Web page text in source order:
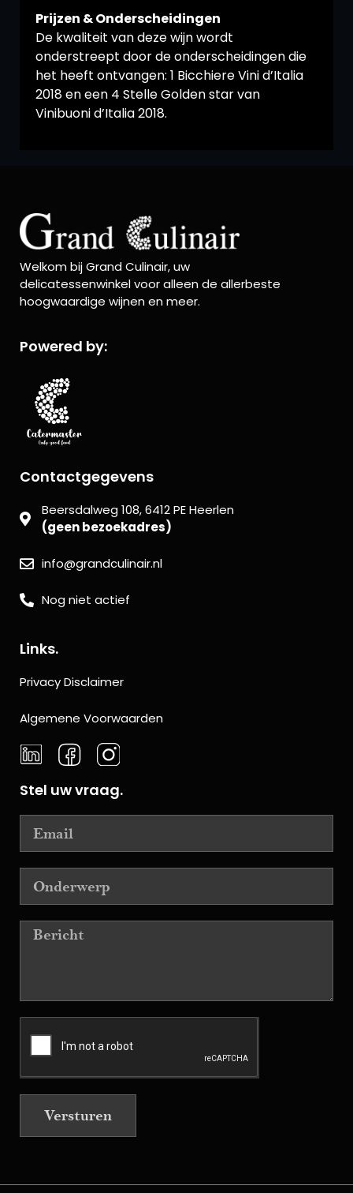
Prijzen & Onderscheidingen
De kwaliteit van deze wijn wordt
onderstreept door de onderscheidingen die
het heeft ontvangen: 1 Bicchiere Vini d’Italia
2018 en een 4 Stelle Golden star van
Vinibuoni d’Italia 2018.
Welkom bij Grand Culinair, uw
delicatessenwinkel voor alleen de allerbeste
hoogwaardige wijnen en meer.
Powered by:
Contactgegevens
Beersdalweg 108, 6412 PE Heerlen
(geen bezoekadres)
info@grandculinair.nl
Nog niet actief
Links.
Privacy Disclaimer
Algemene Voorwaarden
Stel uw vraag.
Versturen